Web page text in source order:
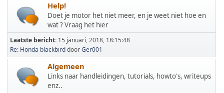
Help!
Doet je motor het niet meer, en je weet niet hoe en
wat ? Vraag het hier
Laatste bericht: 15 januari, 2018, 18:15:48
Re: Honda blackbirddoorGer001
Algemeen
Links naar handleidingen, tutorials, howto's, writeups
enz..